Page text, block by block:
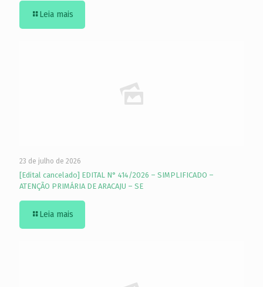
Leia mais
23 de julho de 2026
[Edital cancelado] EDITAL N° 414/2026 – SIMPLIFICADO –
ATENÇÃO PRIMÁRIA DE ARACAJU – SE
Leia mais